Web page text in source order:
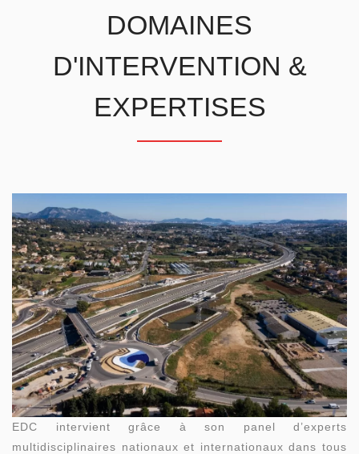
DOMAINES
D'INTERVENTION &
EXPERTISES
EDC intervient grâce à son panel d’experts
multidisciplinaires nationaux et internationaux dans tous